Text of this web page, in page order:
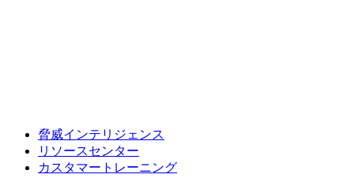
脅威インテリジェンス
リソースセンター
カスタマートレーニング